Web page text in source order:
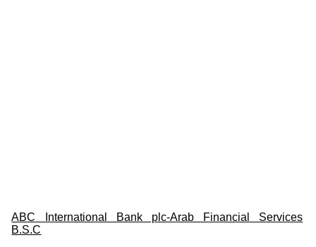
ABC International Bank plc-Arab Financial Services
B.S.C